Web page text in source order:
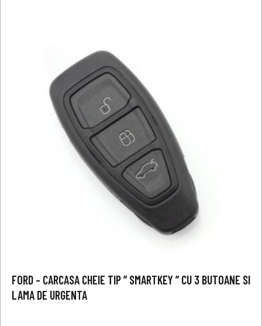
FORD – CARCASA CHEIE TIP ” SMARTKEY ” CU 3 BUTOANE SI
LAMA DE URGENTA